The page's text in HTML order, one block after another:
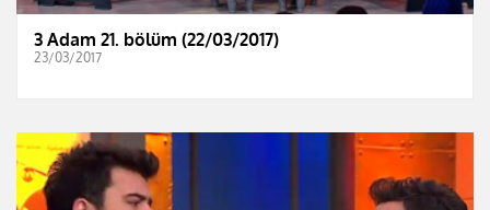
3 Adam 21. bölüm (22/03/2017)
23/03/2017